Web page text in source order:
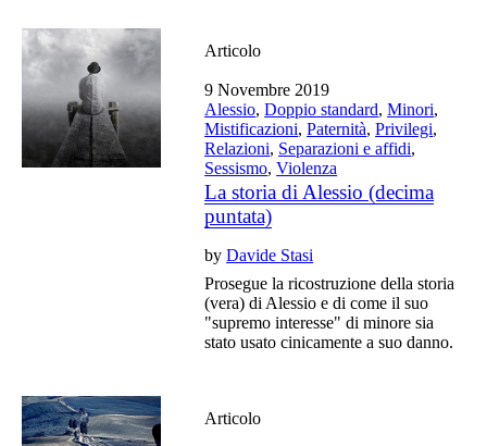
Articolo
9 Novembre 2019
Alessio,Doppio standard,Minori,
Mistificazioni,Paternità,Privilegi,
Relazioni, Separazioni e affidi,
Sessismo,Violenza
La storia di Alessio (decima
puntata)
byDavide Stasi
Prosegue la ricostruzione della storia
(vera) di Alessio e di come il suo
"supremo interesse" di minore sia
stato usato cinicamente a suo danno.
Articolo